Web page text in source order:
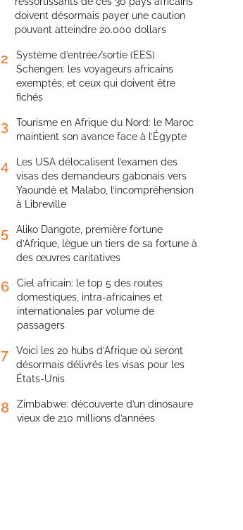
doivent désormais payer une caution
pouvant atteindre 20.000 dollars
2
Système d’entrée/sortie (EES)
Schengen: les voyageurs africains
exemptés, et ceux qui doivent être
fichés
3
Tourisme en Afrique du Nord: le Maroc
maintient son avance face à l’Égypte
4
Les USA délocalisent l’examen des
visas des demandeurs gabonais vers
Yaoundé et Malabo, l’incompréhension
à Libreville
5
Aliko Dangote, première fortune
d’Afrique, lègue un tiers de sa fortune à
des œuvres caritatives
6
Ciel africain: le top 5 des routes
domestiques, intra-africaines et
internationales par volume de
passagers
7
Voici les 20 hubs d’Afrique où seront
désormais délivrés les visas pour les
États-Unis
8
Zimbabwe: découverte d’un dinosaure
vieux de 210 millions d’années